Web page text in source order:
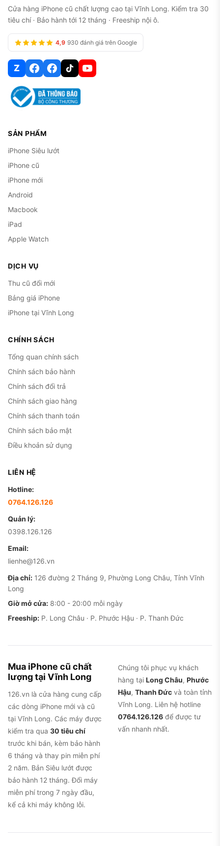
Cửa hàng iPhone cũ chất lượng cao tại Vĩnh Long. Kiểm tra 30
tiêu chí · Bảo hành tới 12 tháng · Freeship nội ô.
4,9 930 đánh giá trên Google
Z
SẢN PHẨM
iPhone Siêu lướt
iPhone cũ
iPhone mới
Android
Macbook
iPad
Apple Watch
DỊCH VỤ
Thu cũ đổi mới
Bảng giá iPhone
iPhone tại Vĩnh Long
CHÍNH SÁCH
Tổng quan chính sách
Chính sách bảo hành
Chính sách đổi trả
Chính sách giao hàng
Chính sách thanh toán
Chính sách bảo mật
Điều khoản sử dụng
LIÊN HỆ
Hotline:
0764.126.126
Quản lý:
0398.126.126
Email:
lienhe@126.vn
Địa chỉ: 126 đường 2 Tháng 9, Phường Long Châu, Tỉnh Vĩnh
Long
Giờ mở cửa: 8:00 - 20:00 mỗi ngày
Freeship: P. Long Châu · P. Phước Hậu · P. Thanh Đức
Mua iPhone cũ chất
lượng tại Vĩnh Long
126.vn là cửa hàng cung cấp
các dòng iPhone mới và cũ
tại Vĩnh Long. Các máy được
kiểm tra qua 30 tiêu chí
trước khi bán, kèm bảo hành
6 tháng và thay pin miễn phí
2 năm. Bản Siêu lướt được
bảo hành 12 tháng. Đổi máy
miễn phí trong 7 ngày đầu,
kể cả khi máy không lỗi.
Chúng tôi phục vụ khách
hàng tại Long Châu, Phước
Hậu, Thanh Đức và toàn tỉnh
Vĩnh Long. Liên hệ hotline
0764.126.126 để được tư
vấn nhanh nhất.